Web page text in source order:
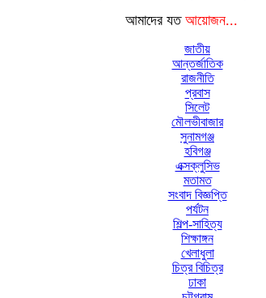
আমাদের যত আয়োজন...
জাতীয়
আন্তর্জাতিক
রাজনীতি
প্রবাস
সিলেট
মৌলভীবাজার
সুনামগঞ্জ
হবিগঞ্জ
এক্সক্লুসিভ
মতামত
সংবাদ বিজ্ঞপ্তি
পর্যটন
শিল্প-সাহিত্য
শিক্ষাঙ্গন
খেলাধুলা
চিত্র বিচিত্র
ঢাকা